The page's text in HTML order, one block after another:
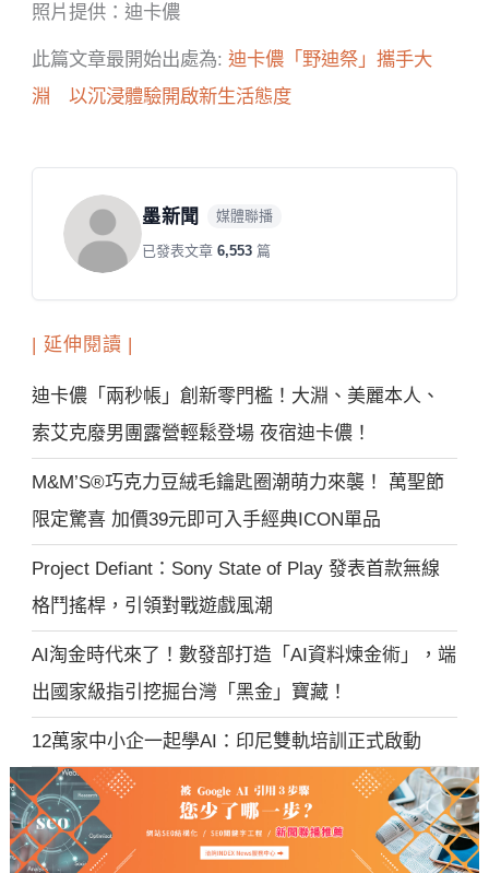
照片提供：迪卡儂
此篇文章最開始出處為:迪卡儂「野迪祭」攜手大
淵 以沉浸體驗開啟新生活態度
墨新聞 媒體聯播
已發表文章6,553 篇
| 延伸閱讀 |
迪卡儂「兩秒帳」創新零門檻！大淵、美麗本人、
索艾克廢男團露營輕鬆登場 夜宿迪卡儂！
M&M’S®巧克力豆絨毛鑰匙圈潮萌力來襲！ 萬聖節
限定驚喜 加價39元即可入手經典ICON單品
Project Defiant：Sony State of Play 發表首款無線
格鬥搖桿，引領對戰遊戲風潮
AI淘金時代來了！數發部打造「AI資料煉金術」，端
出國家級指引挖掘台灣「黑金」寶藏！
12萬家中小企一起學AI：印尼雙軌培訓正式啟動